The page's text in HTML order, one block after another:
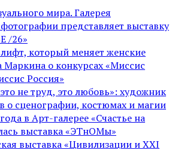
мира. Галерея
представляет выставку
/26»
который меняет женские
Маркина о конкурсах «Миссис
Россия»
не труд, это любовь»: художник
о сценографии, костюмах и магии
в Арт-галерее «Счастье на
выставка «ЭТнОМы»
выставка «Цивилизации и ХХI